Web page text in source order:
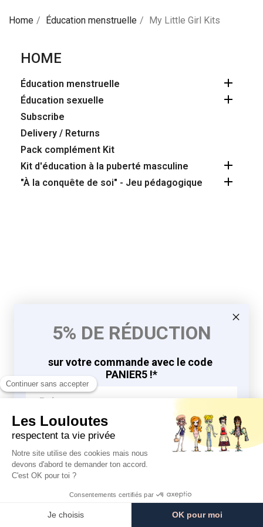
Home Éducation menstruelle My Little Girl Kits
HOME
Éducation menstruelle 
Éducation sexuelle 
Subscribe
Delivery / Returns
Pack complément Kit
Kit d'éducation à la puberté masculine

"À la conquête de soi" - Jeu pédagogique 
5% DE RÉDUCTION
sur votre commande avec le code
PANIER5 !*
J'EN PROFITE
*en vous inscrivant à la newsletter